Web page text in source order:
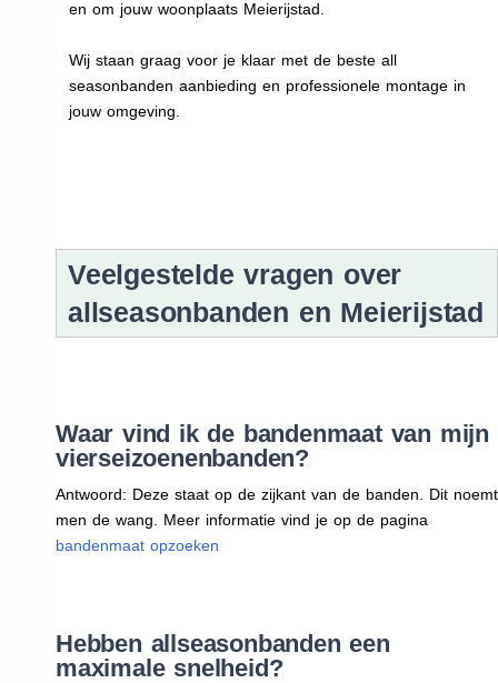
en om jouw woonplaats Meierijstad.
Wij staan graag voor je klaar met de beste all
seasonbanden aanbieding en professionele montage in
jouw omgeving.
Veelgestelde vragen over
allseasonbanden en Meierijstad
Waar vind ik de bandenmaat van mijn
vierseizoenenbanden?
Antwoord: Deze staat op de zijkant van de banden. Dit noemt
men de wang. Meer informatie vind je op de pagina
bandenmaat opzoeken
Hebben allseasonbanden een
maximale snelheid?